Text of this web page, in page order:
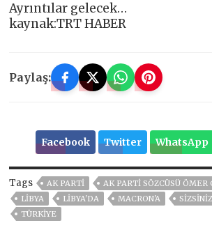
Ayrıntılar gelecek…
kaynak:TRT HABER
Paylaş:
Facebook Twitter WhatsApp
Tags AK PARTİ AK PARTI SÖZCÜSÜ ÖMER
LİBYA
LIBYA'DA MACRON'A SIZSINIZ
TÜRKİYE